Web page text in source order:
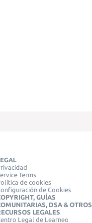
Terms
de cookies
de Cookies
GUÍAS
DSA & OTROS
LEGALES
Legal de Learneo